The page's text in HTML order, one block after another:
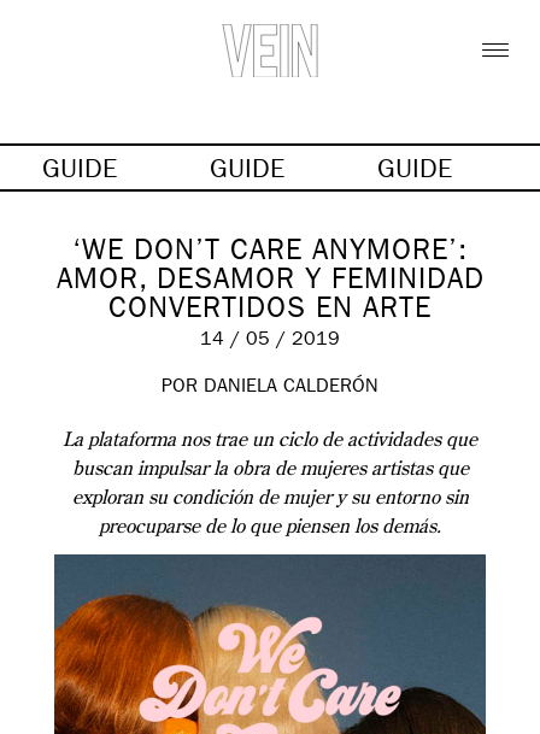
GUIDE GUIDE GUIDE
‘WE DON’T CARE ANYMORE’:
AMOR, DESAMOR Y FEMINIDAD
CONVERTIDOS EN ARTE
14 / 05 / 2019
POR DANIELA CALDERÓN
La plataforma nos trae un ciclo de actividades que
buscan impulsar la obra de mujeres artistas que
exploran su condición de mujer y su entorno sin
preocuparse de lo que piensen los demás.